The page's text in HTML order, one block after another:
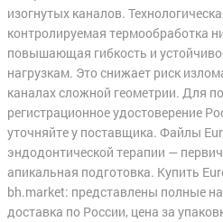
изогнутых каналов.
контролируемая термообработка
повышающая гибкость и
нагрузкам. Это снижает риск
каналах сложной геометрии. Для
регистрационное удостоверение
уточняйте у поставщика. Файлы
эндодонтической терапии —
апикальная подготовка. Купить
bh.market: представлены полные
доставка по России, цена за